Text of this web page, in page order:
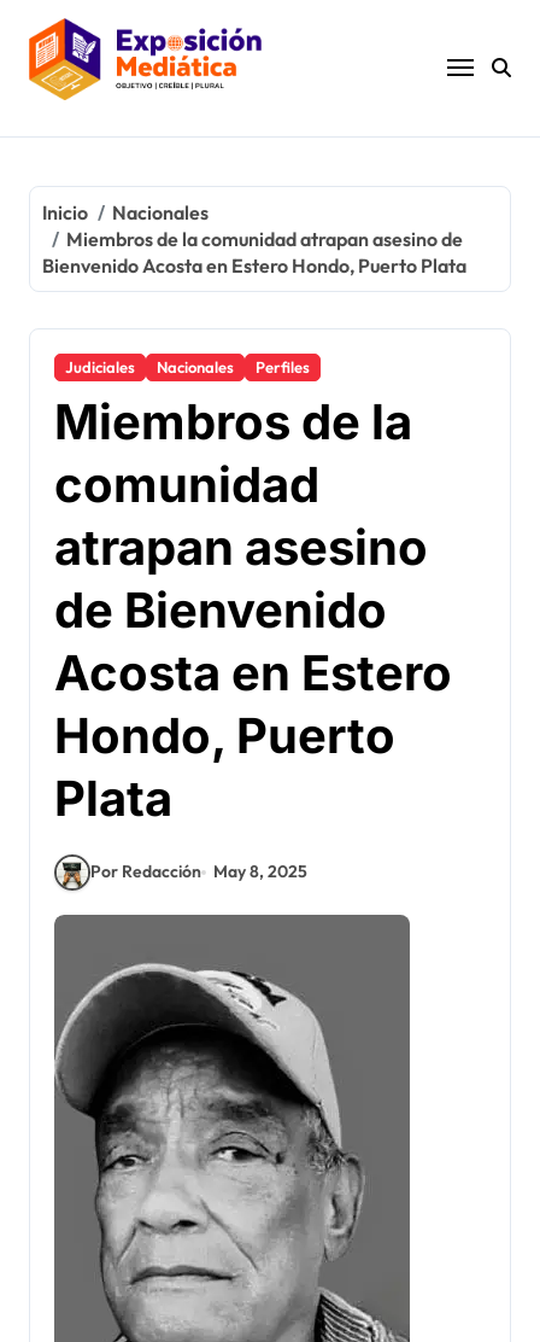
contenido
Inicio
Nacionales
Miembros de la comunidad atrapan asesino de
Bienvenido Acosta en Estero Hondo, Puerto Plata
Judiciales Nacionales Perfiles
Miembros de la
comunidad
atrapan asesino
de Bienvenido
Acosta en Estero
Hondo, Puerto
Plata
Por Redacción May 8, 2025